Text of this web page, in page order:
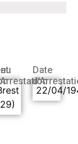
Date
22/04/